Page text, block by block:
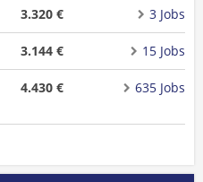
3.320 € 3 Jobs
3.144 € 15 Jobs
4.430 € 635 Jobs